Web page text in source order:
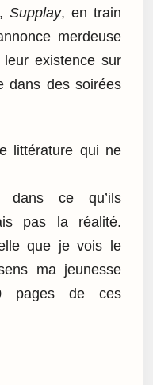
, Supplay, en train
merdeuse
leur existence sur
dans des soirées
littérature qui ne
dans ce qu’ils
pas la réalité.
que je vois le
ma jeunesse
pages de ces